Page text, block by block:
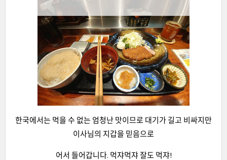
한국에서는 먹을 수 없는 엄청난 맛이므로 대기가 길고 비싸지만
이사님의 지갑을 믿음으로
어서 들어갑니다. 먹쟈먹쟈 잘도 먹쟈!